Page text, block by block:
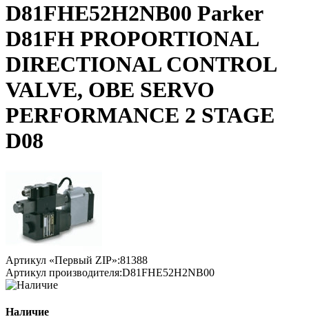
D81FHE52H2NB00 Parker
D81FH PROPORTIONAL
DIRECTIONAL CONTROL
VALVE, OBE SERVO
PERFORMANCE 2 STAGE
D08
Артикул «Первый ZIP»:81388
Артикул производителя:D81FHE52H2NB00
Наличие